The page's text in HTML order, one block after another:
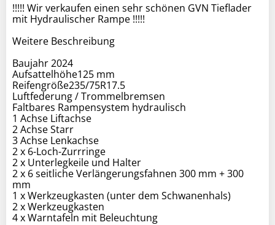
!!!!! Wir verkaufen einen sehr schönen GVN Tieflader
mit Hydraulischer Rampe !!!!!
Weitere Beschreibung
Baujahr 2024
Aufsattelhöhe125 mm
Reifengröße235/75R17.5
Luftfederung / Trommelbremsen
Faltbares Rampensystem hydraulisch
1 Achse Liftachse
2 Achse Starr
3 Achse Lenkachse
2 x 6-Loch-Zurrringe
2 x Unterlegkeile und Halter
2 x 6 seitliche Verlängerungsfahnen 300 mm + 300
mm
1 x Werkzeugkasten (unter dem Schwanenhals)
2 x Werkzeugkasten
4 x Warntafeln mit Beleuchtung